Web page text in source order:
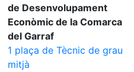
de Desenvolupament
Econòmic de la Comarca
del Garraf
1 plaça de Tècnic de grau
mitjà